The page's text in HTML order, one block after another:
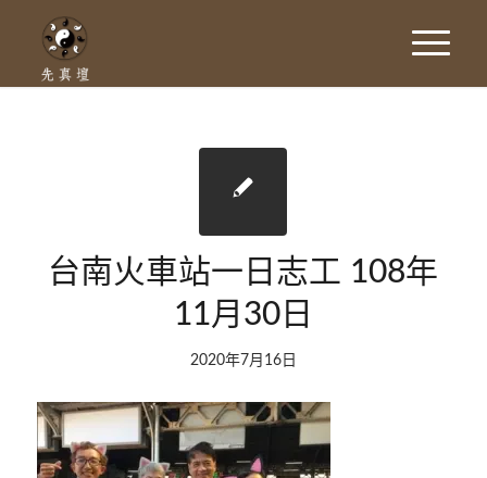
台南火車站一日志工 108年
11月30日
2020年7月16日